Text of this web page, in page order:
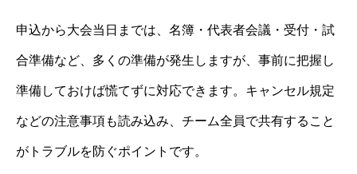
申込から大会当日までは、名簿・代表者会議・受付・試
合準備など、多くの準備が発生しますが、事前に把握し
準備しておけば慌てずに対応できます。キャンセル規定
などの注意事項も読み込み、チーム全員で共有すること
がトラブルを防ぐポイントです。